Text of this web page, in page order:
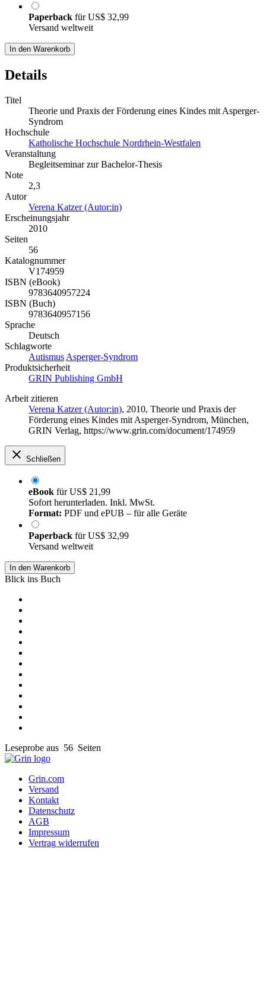
Paperback fürUS$ 32,99
Versand weltweit
In den Warenkorb
Details
Titel
Theorie und Praxis der Förderung eines Kindes mit Asperger-
Syndrom
Hochschule
Katholische Hochschule Nordrhein-Westfalen
Veranstaltung
Begleitseminar zur Bachelor-Thesis
Note
2,3
Autor
Verena Katzer (Autor:in)
Erscheinungsjahr
2010
Seiten
56
Katalognummer
V174959
ISBN (eBook)
9783640957224
ISBN (Buch)
9783640957156
Sprache
Deutsch
Schlagworte
Autismus Asperger-Syndrom
Produktsicherheit
GRIN Publishing GmbH
Arbeit zitieren
Verena Katzer (Autor:in), 2010, Theorie und Praxis der
Förderung eines Kindes mit Asperger-Syndrom, München,
GRIN Verlag, https://www.grin.com/document/174959
Schließen
eBook fürUS$ 21,99
Sofort herunterladen. Inkl. MwSt.
Format: PDF und ePUB – für alle Geräte
Paperback fürUS$ 32,99
Versand weltweit
In den Warenkorb
Blick ins Buch
Leseprobe aus 56 Seiten
Grin.com
Versand
Kontakt
Datenschutz
AGB
Impressum
Vertrag widerrufen